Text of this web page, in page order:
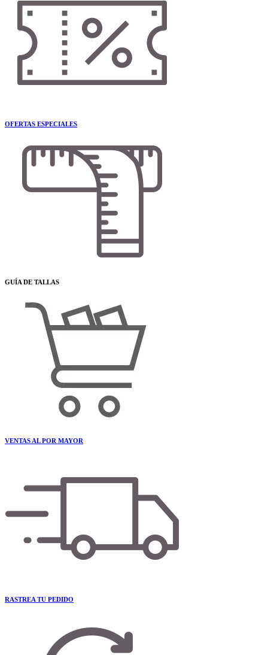
OFERTAS ESPECIALES
GUÍA DE TALLAS
VENTAS AL POR MAYOR
RASTREA TU PEDIDO